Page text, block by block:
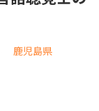
鹿児島県